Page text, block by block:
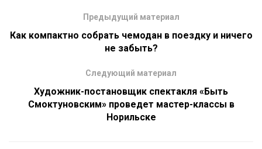
Предыдущий материал
Как компактно собрать чемодан в поездку и ничего
не забыть?
Следующий материал
Художник-постановщик спектакля «Быть
Смоктуновским» проведет мастер-классы в
Норильске